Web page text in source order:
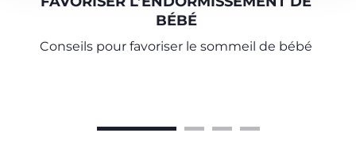
BÉBÉ
Conseils pour favoriser le sommeil de bébé